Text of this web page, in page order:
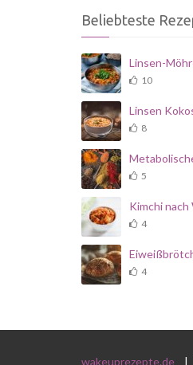
Beliebteste
Linsen-
10
Linsen
8
5
Kimchi nach
4
4
wakeuprezepte.de |